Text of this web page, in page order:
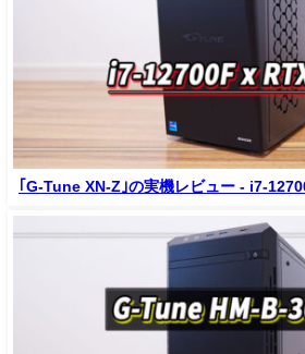
｢G-Tune XN-Z｣の実機レビュー - i7-